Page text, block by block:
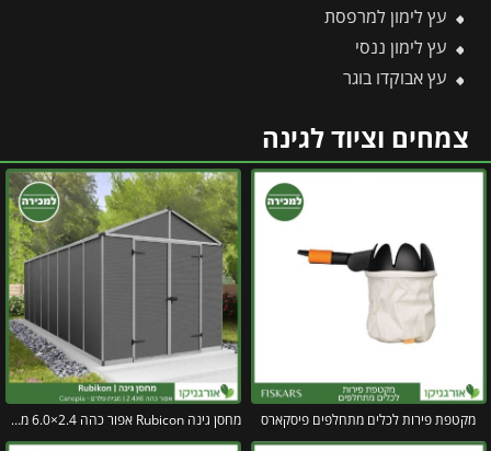
עץ לימון למרפסת
עץ לימון ננסי
עץ אבוקדו בוגר
צמחים וציוד לגינה
מקטפת פירות לכלים מתחלפים פיסקארס מחסן גינה Rubicon אפור כהה 2.4×6.0 מבית פלרם קנופיה